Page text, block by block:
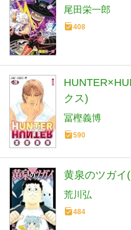
尾田栄一郎
408
クス)
冨樫義博
590
黄泉のツガイ
荒川弘
484